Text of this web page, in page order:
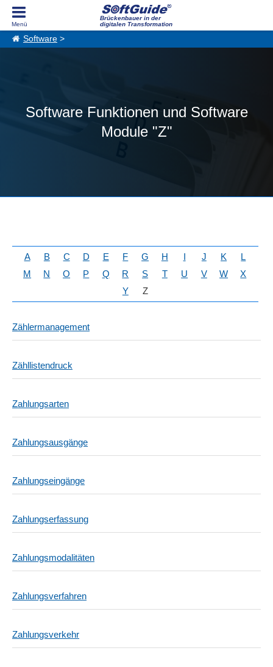
Brückenbauer in der
digitalen Transformation
Software >
Software Funktionen und Software
Module "Z"
A B C D E F G H I J K
L
M
N O P Q R S T U V W
X
Y
Z
Zählermanagement
Zähllistendruck
Zahlungsarten
Zahlungsausgänge
Zahlungseingänge
Zahlungserfassung
Zahlungsmodalitäten
Zahlungsverfahren
Zahlungsverkehr